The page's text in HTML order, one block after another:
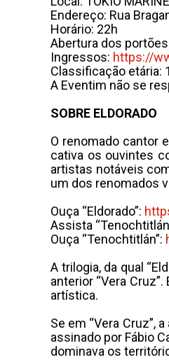
Endereço: Rua
Horário: 22h
Abertura dos
Ingressos: https://
Classificação etária:
A Eventim não se
SOBRE ELDORADO
O renomado cantor
cativa os ouvintes
artistas notáveis
um dos renomados
Ouça “Eldorado”:
Assista
Ouça “Tenochtitlán”:
A trilogia, da qual
anterior “Vera
artística.
Se em “Vera Cruz”,
assinado por Fábio
dominava os